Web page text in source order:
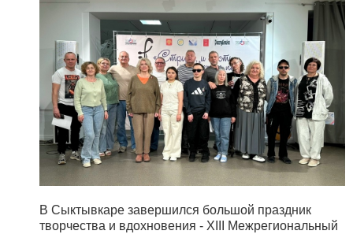
В Сыктывкаре завершился большой праздник
творчества и вдохновения - XIII Межрегиональный